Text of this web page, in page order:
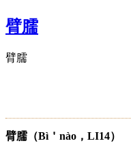
臂臑
臂臑
臂臑（Bì＇nào，LI14）